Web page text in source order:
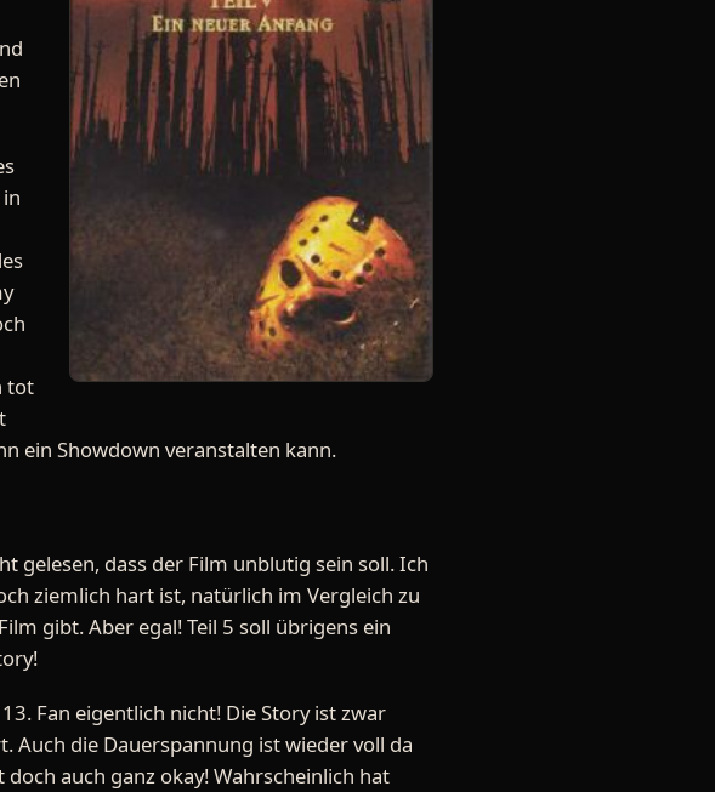
tot
ein Showdown veranstalten kann.
gelesen, dass der Film unblutig sein soll. Ich
ziemlich hart ist, natürlich im Vergleich zu
gibt. Aber egal! Teil 5 soll übrigens ein
Fan eigentlich nicht! Die Story ist zwar
Auch die Dauerspannung ist wieder voll da
auch ganz okay! Wahrscheinlich hat